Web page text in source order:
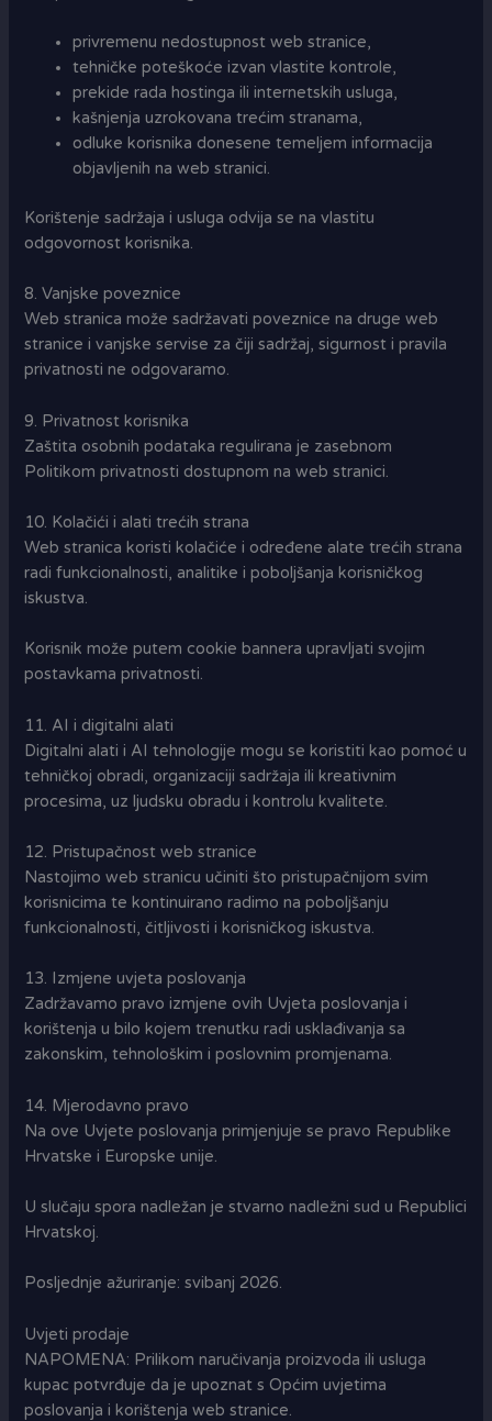
privremenu nedostupnost web stranice,
tehničke poteškoće izvan vlastite kontrole,
prekide rada hostinga ili internetskih usluga,
kašnjenja uzrokovana trećim stranama,
odluke korisnika donesene temeljem informacija
objavljenih na web stranici.
Korištenje sadržaja i usluga odvija se na vlastitu
odgovornost korisnika.
8. Vanjske poveznice
Web stranica može sadržavati poveznice na druge web
stranice i vanjske servise za čiji sadržaj, sigurnost i pravila
privatnosti ne odgovaramo.
9. Privatnost korisnika
Zaštita osobnih podataka regulirana je zasebnom
Politikom privatnosti dostupnom na web stranici.
10. Kolačići i alati trećih strana
Web stranica koristi kolačiće i određene alate trećih strana
radi funkcionalnosti, analitike i poboljšanja korisničkog
iskustva.
Korisnik može putem cookie bannera upravljati svojim
postavkama privatnosti.
11. AI i digitalni alati
Digitalni alati i AI tehnologije mogu se koristiti kao pomoć u
tehničkoj obradi, organizaciji sadržaja ili kreativnim
procesima, uz ljudsku obradu i kontrolu kvalitete.
12. Pristupačnost web stranice
Nastojimo web stranicu učiniti što pristupačnijom svim
korisnicima te kontinuirano radimo na poboljšanju
funkcionalnosti, čitljivosti i korisničkog iskustva.
13. Izmjene uvjeta poslovanja
Zadržavamo pravo izmjene ovih Uvjeta poslovanja i
korištenja u bilo kojem trenutku radi usklađivanja sa
zakonskim, tehnološkim i poslovnim promjenama.
14. Mjerodavno pravo
Na ove Uvjete poslovanja primjenjuje se pravo Republike
Hrvatske i Europske unije.
U slučaju spora nadležan je stvarno nadležni sud u Republici
Hrvatskoj.
Posljednje ažuriranje: svibanj 2026.
Uvjeti prodaje
NAPOMENA: Prilikom naručivanja proizvoda ili usluga
kupac potvrđuje da je upoznat s Općim uvjetima
poslovanja i korištenja web stranice.